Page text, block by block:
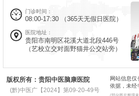
门诊时间：
08:00-17:30 （365天无假日医院）
医院地址：
贵阳市南明区花溪大道北段446号
（艺校立交对面野猫井公交站旁）
版权所有：贵阳中医脑康医院
(黔)中医广【2024】第09-20-49号
网站信息
依据，未经